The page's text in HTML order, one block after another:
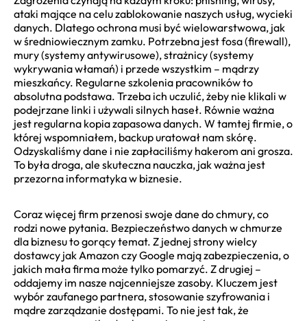
ataki mające na celu zablokowanie naszych usług, wycieki
danych. Dlatego ochrona musi być wielowarstwowa, jak
w średniowiecznym zamku. Potrzebna jest fosa (firewall),
mury (systemy antywirusowe), strażnicy (systemy
wykrywania włamań) i przede wszystkim – mądrzy
mieszkańcy. Regularne szkolenia pracowników to
absolutna podstawa. Trzeba ich uczulić, żeby nie klikali w
podejrzane linki i używali silnych haseł. Równie ważna
jest regularna kopia zapasowa danych. W tamtej firmie, o
której wspomniałem, backup uratował nam skórę.
Odzyskaliśmy dane i nie zapłaciliśmy hakerom ani grosza.
To była droga, ale skuteczna nauczka, jak ważna jest
przezorna informatyka w biznesie.
Coraz więcej firm przenosi swoje dane do chmury, co
rodzi nowe pytania. Bezpieczeństwo danych w chmurze
dla biznesu to gorący temat. Z jednej strony wielcy
dostawcy jak Amazon czy Google mają zabezpieczenia, o
jakich mała firma może tylko pomarzyć. Z drugiej –
oddajemy im nasze najcenniejsze zasoby. Kluczem jest
wybór zaufanego partnera, stosowanie szyfrowania i
mądre zarządzanie dostępami. To nie jest tak, że